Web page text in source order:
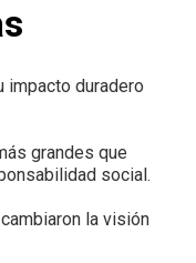
impacto duradero
grandes que
social.
la visión